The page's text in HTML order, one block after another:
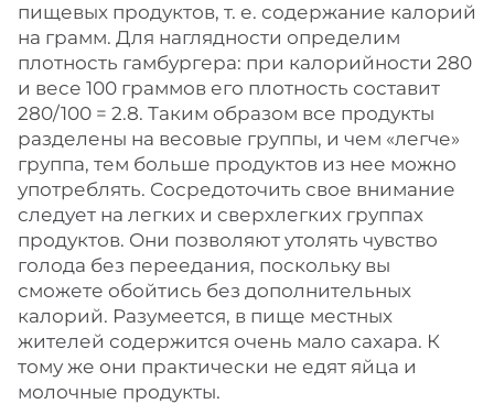
пищевых продуктов, т. е. содержание калорий
на грамм. Для наглядности определим
плотность гамбургера: при калорийности 280
и весе 100 граммов его плотность составит
280/100 = 2.8. Таким образом все продукты
разделены на весовые группы, и чем «легче»
группа, тем больше продуктов из нее можно
употреблять. Сосредоточить свое внимание
следует на легких и сверхлегких группах
продуктов. Они позволяют утолять чувство
голода без переедания, поскольку вы
сможете обойтись без дополнительных
калорий. Разумеется, в пище местных
жителей содержится очень мало сахара. К
тому же они практически не едят яйца и
молочные продукты.